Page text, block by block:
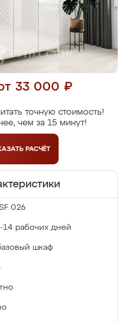
33 000 ₽
точную стоимость!
чем за 15 минут!
РАСЧЁТ
026
14 рабочих дней
шкаф